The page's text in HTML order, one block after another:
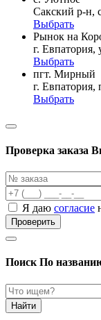
Сакский р-н,
Выбрать
Рынок на
г. Евпатория,
Выбрать
пгт. Мирный
г.
Выбрать
Проверка заказа
Я даю согласие
Проверить
Поиск По
Найти